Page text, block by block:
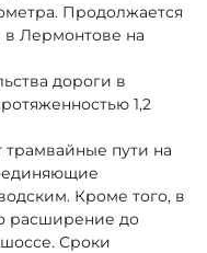
Продолжается
в Лермонтове на
дороги в
1,2
пути на
Кроме того, в
расширение до
Сроки